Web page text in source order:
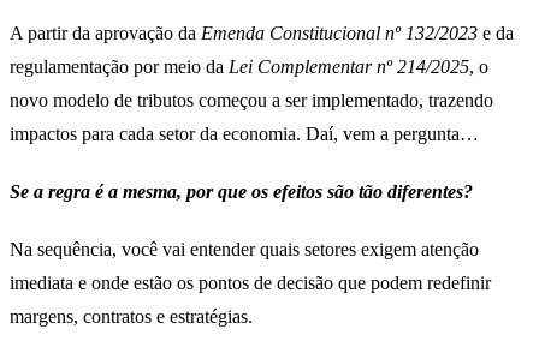
A partir da aprovação da Emenda Constitucional nº 132/2023 e da
regulamentação por meio da Lei Complementar nº 214/2025, o
novo modelo de tributos começou a ser implementado, trazendo
impactos para cada setor da economia. Daí, vem a pergunta…
Se a regra é a mesma, por que os efeitos são tão diferentes?
Na sequência, você vai entender quais setores exigem atenção
imediata e onde estão os pontos de decisão que podem redefinir
margens, contratos e estratégias.